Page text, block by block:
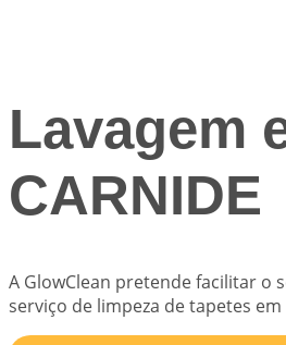
Lavagem
CARNIDE
A GlowClean pretende facilitar o
serviço de limpeza de tapetes em